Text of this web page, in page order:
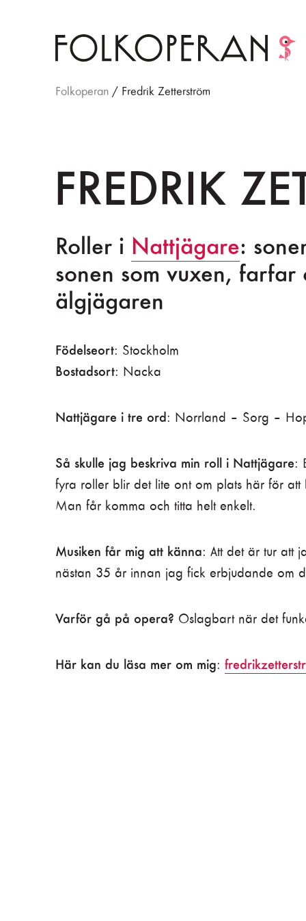
Folkoperan / Fredrik Zetterström
FREDRIK
Roller i Nattjägare:
sonen som vuxen, farfar
älgjägaren
Födelseort: Stockholm
Bostadsort: Nacka
Nattjägare i tre ord: Norrland – Sorg –
Så skulle jag beskriva min roll i Nattjägare:
fyra roller blir det lite ont om plats här för att
Man får komma och titta helt enkelt.
Musiken får mig att känna: Att det är tur att
nästan 35 år innan jag fick erbjudande om
Varför gå på opera? Oslagbart när det
Här kan du läsa mer om mig: